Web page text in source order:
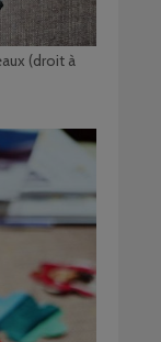
(droit à